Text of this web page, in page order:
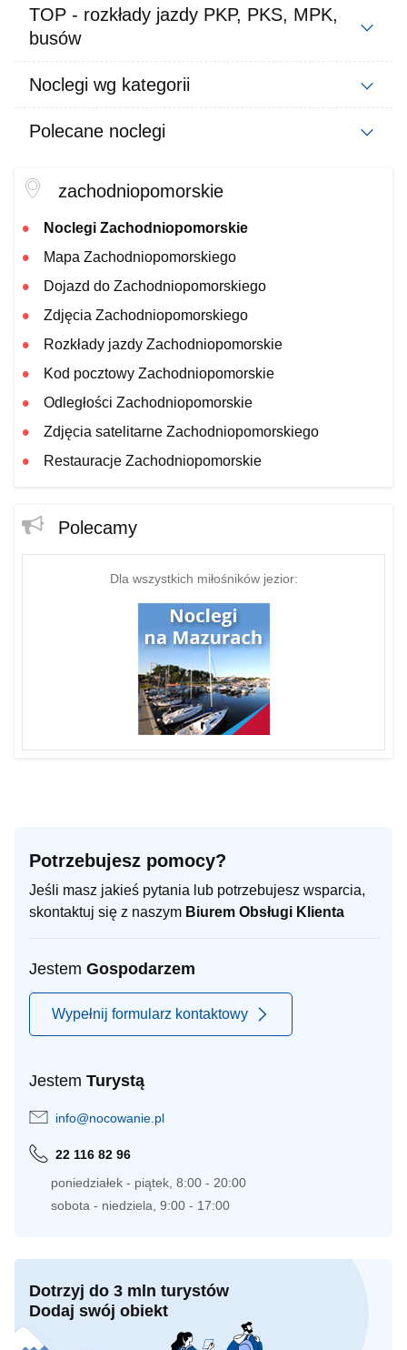
TOP - rozkłady jazdy PKP, PKS, MPK,
busów
Noclegi wg kategorii
Polecane noclegi
zachodniopomorskie
Noclegi Zachodniopomorskie
Mapa Zachodniopomorskiego
Dojazd do Zachodniopomorskiego
Zdjęcia Zachodniopomorskiego
Rozkłady jazdy Zachodniopomorskie
Kod pocztowy Zachodniopomorskie
Odległości Zachodniopomorskie
Zdjęcia satelitarne Zachodniopomorskiego
Restauracje Zachodniopomorskie
Polecamy
Dla wszystkich miłośników jezior:
Potrzebujesz pomocy?
Jeśli masz jakieś pytania lub potrzebujesz wsparcia,
skontaktuj się z naszym Biurem Obsługi Klienta
Jestem Gospodarzem
Wypełnij formularz kontaktowy
Jestem Turystą
info@nocowanie.pl
22 116 82 96
poniedziałek - piątek, 8:00 - 20:00
sobota - niedziela, 9:00 - 17:00
Dotrzyj do 3 mln turystów
Dodaj swój obiekt